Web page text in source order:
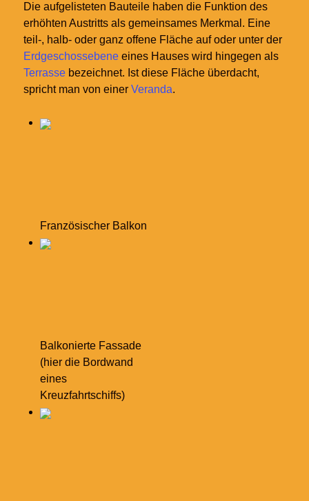
Die aufgelisteten Bauteile haben die Funktion des
erhöhten Austritts als gemeinsames Merkmal. Eine
teil-, halb- oder ganz offene Fläche auf oder unter der
Erdgeschossebene eines Hauses wird hingegen als
Terrasse bezeichnet. Ist diese Fläche überdacht,
spricht man von einer Veranda.
Französischer Balkon
Balkonierte Fassade
(hier die Bordwand
eines
Kreuzfahrtschiffs)